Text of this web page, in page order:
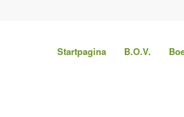
Startpagina B.O.V.